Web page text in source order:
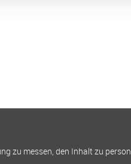
zu messen, den Inhalt zu